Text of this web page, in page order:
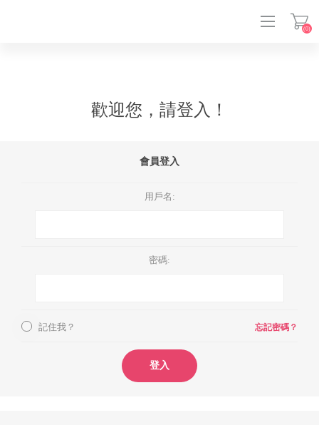
(0)
歡迎您，請登入！
會員登入
用戶名:
密碼:
記住我？ 忘記密碼？
登入